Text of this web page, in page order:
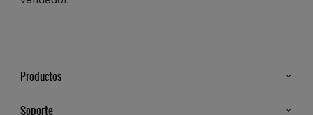
Productos
Soporte